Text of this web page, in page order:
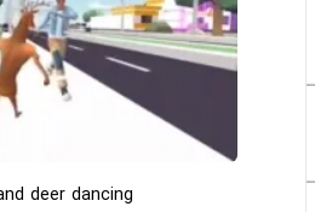
deer dancing